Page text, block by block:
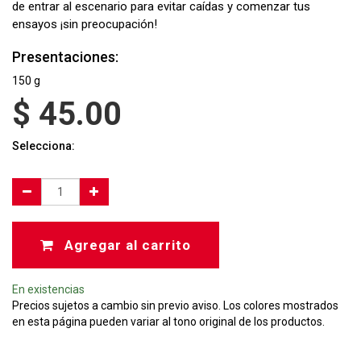
de entrar al escenario para evitar caídas y comenzar tus
ensayos ¡sin preocupación!
Presentaciones:
150 g
$ 45.00
Selecciona:
Agregar al carrito
En existencias
Precios sujetos a cambio sin previo aviso. Los colores mostrados
en esta página pueden variar al tono original de los productos.